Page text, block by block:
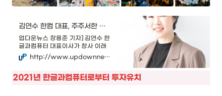
김연수 한컴 대표, 주주서한 통해 '편리-다임 제시하는 서비스 기업' 비전 제시
업다운뉴스 장용준 기자] 김연수 한
글과컴퓨터 대표이사가 창사 이래
첫 주주서한을 통해 '편리-다임 제
시하는 서비스 기업'이라는 경영 비
에 나섰다.
http://www.updownnews.co.kr/news/articleView.html?idxno=237095
2021년 한글과컴퓨터로부터 투자유치